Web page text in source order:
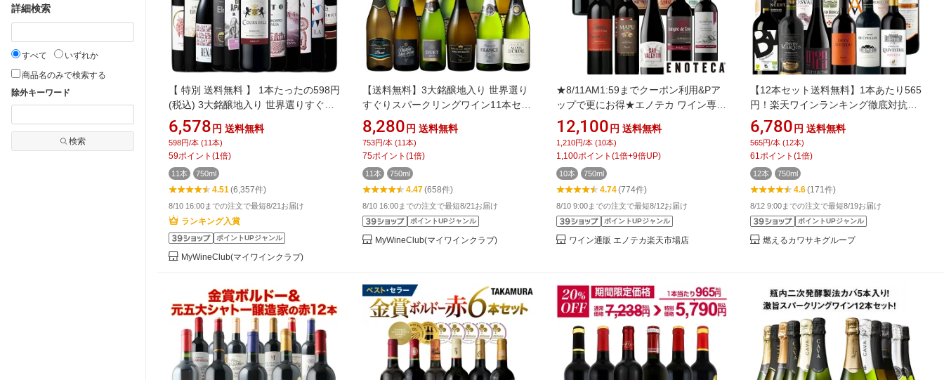
詳細検索
すべて
いずれか
商品名のみで検索する
除外キーワード
検索
【 特別 送料無料 】 1本たったの598円
(税込) 3大銘醸地入り 世界選りすぐり
赤ワイン11本セット 第286弾 ワイン
ワインセット wine wainn 金賞 飲み比
べ ボルドー フランス イタリア スペイ
ン お買い得 ギフト 【7786563】
6,578 円 送料無料
598円/本 (11本)
59ポイント (1倍)
11本 750ml
4.51(6,357件)
8/10 16:00までの注文で最短8/21お届け
ランキング入賞
ポイントUPジャンル
MyWineClub(マイワインクラブ)
【送料無料】3大銘醸地入り 世界選り
すぐりスパークリングワイン11本セッ
ト 第43弾 スパークリングワイン 辛口
ワインセット 【9000202】
8,280 円 送料無料
753円/本 (11本)
75ポイント (1倍)
11本 750ml
4.47(658件)
8/10 16:00までの注文で最短8/21お届け
ポイントUPジャンル
MyWineClub(マイワインクラブ)
★8/11AM1:59までクーポン利用&Pア
ップで更にお得★エノテカ ワイン専門
店のイチオシ！エノテカ厳選赤ワイン
10本セット PA8-1 [750ml x 10] ワイン
ワインセット 飲み比べ 送料無料
12,100 円 送料無料
1,210円/本 (10本)
1,100ポイント (1倍+9倍UP)
10本 750ml
4.74(774件)
8/10 9:00までの注文で最短8/12お届け
ポイントUPジャンル
ワイン通販 エノテカ楽天市場店
【12本セット送料無料】1本あたり565
円！楽天ワインランキング徹底対抗！
金賞ワインが8本入った最強コスパの
赤ワイン12本セット＜ワインセット＞
※沖縄県は送料無料対象外赤ワインセ
ット 金賞ワイン[T.5441.-.SE]
6,780 円 送料無料
565円/本 (12本)
61ポイント (1倍)
12本 750ml
4.6(171件)
8/12 9:00までの注文で最短8/19お届け
ポイントUPジャンル
燃えるカワサキグループ